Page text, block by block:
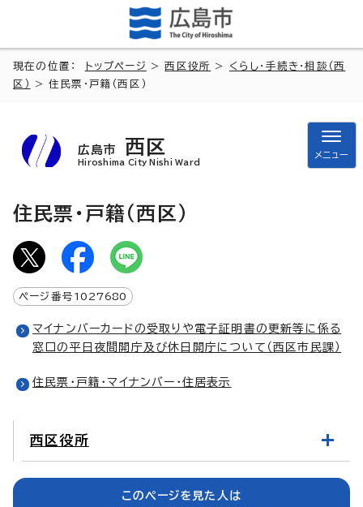
現在の位置： トップページ >西区役所 > くらし・手続き・相談（西
区）
> 住民票・戸籍（西区）
広島市 西区
Hiroshima City Nishi Ward
メニュー
住民票・戸籍（西区）
ページ番号 1027680
マイナンバーカードの受取りや電子証明書の更新等に係る
窓口の平日夜間開庁及び休日開庁について（西区市民課）
住民票・戸籍・マイナンバー・住居表示
西区役所
このページを見た人は